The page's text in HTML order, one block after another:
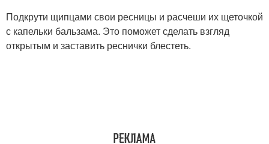
Подкрути щипцами свои ресницы и расчеши их щеточкой
с капельки бальзама. Это поможет сделать взгляд
открытым и заставить реснички блестеть.